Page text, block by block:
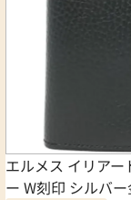
エルメス イリア
ー W刻印 シルバ